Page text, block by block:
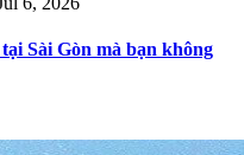
Sài Gòn mà bạn không